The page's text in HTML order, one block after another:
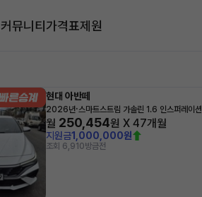
커뮤니티가격표제원
현대 아반떼
2026년·스마트스트림 가솔린 1.6 인스퍼레이션
월 250,454원 X 47개월
지원금1,000,000원
조회 6,910방금전